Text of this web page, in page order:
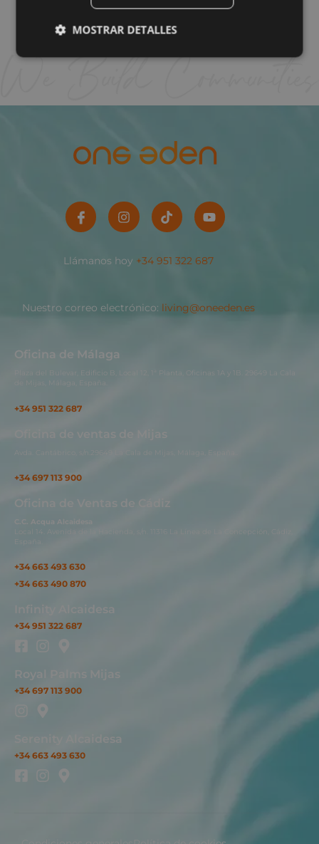
Sigue leyendo "
Llámanos hoy +34 951 322 687
Nuestro correo electrónico: living@oneeden.es
Oficina de Málaga
Plaza del Bulevar, Edificio B, Local 12, 1ª Planta, Oficinas 1A y 1B. 29649 La Cala
de Mijas, Málaga, España.
+34 951 322 687
Avda. Cantábrico, s/n.29649 La Cala de Mijas, Málaga, España..
+34 697 113 900
Oficina de Ventas de Cádiz
C.C. Acqua Alcaidesa
Local 14. Avenida de la Hacienda, s/n. 11316 La Línea de La Concepción, Cádiz,
España.
+34 663 493 630
+34 663 490 870
Infinity Alcaidesa
+34 951 322 687
Royal Palms Mijas
+34 697 113 900
Serenity Alcaidesa
+34 663 493 630
MOSTRAR DETALLES